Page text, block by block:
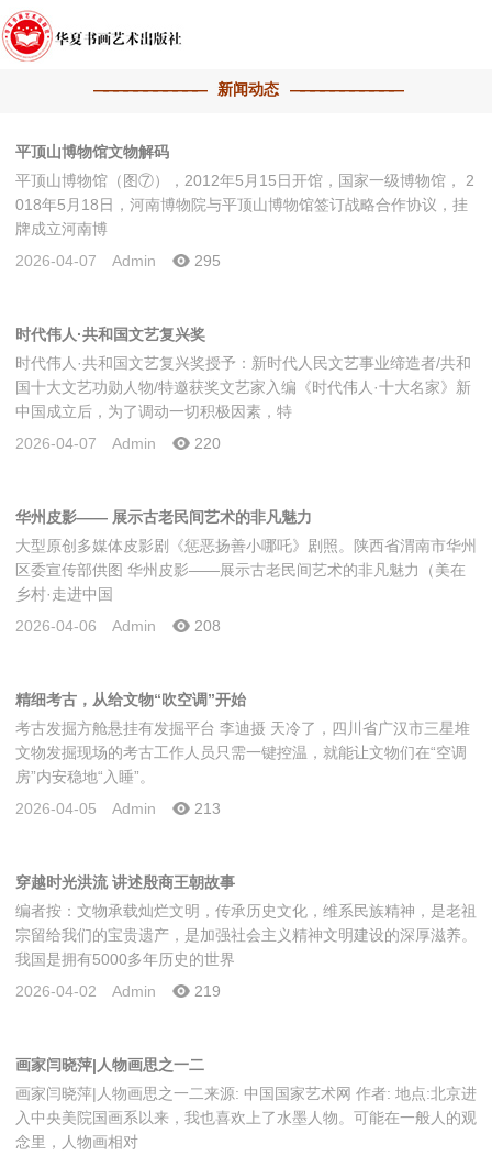
新闻动态
平顶山博物馆文物解码
平顶山博物馆（图⑦），2012年5月15日开馆，国家一级博物馆， 2
018年5月18日，河南博物院与平顶山博物馆签订战略合作协议，挂
牌成立河南博
2026-04-07
Admin 295
时代伟人·共和国文艺复兴奖
时代伟人·共和国文艺复兴奖授予：新时代人民文艺事业缔造者/共和
国十大文艺功勋人物/特邀获奖文艺家入编《时代伟人·十大名家》新
中国成立后，为了调动一切积极因素，特
2026-04-07
Admin 220
华州皮影—— 展示古老民间艺术的非凡魅力
大型原创多媒体皮影剧《惩恶扬善小哪吒》剧照。陕西省渭南市华州
区委宣传部供图 华州皮影——展示古老民间艺术的非凡魅力（美在
乡村·走进中国
2026-04-06
Admin 208
精细考古，从给文物“吹空调”开始
考古发掘方舱悬挂有发掘平台 李迪摄 天冷了，四川省广汉市三星堆
文物发掘现场的考古工作人员只需一键控温，就能让文物们在“空调
房”内安稳地“入睡”。
2026-04-05
Admin 213
穿越时光洪流 讲述殷商王朝故事
编者按：文物承载灿烂文明，传承历史文化，维系民族精神，是老祖
宗留给我们的宝贵遗产，是加强社会主义精神文明建设的深厚滋养。
我国是拥有5000多年历史的世界
2026-04-02
Admin 219
画家闫晓萍|人物画思之一二
画家闫晓萍|人物画思之一二来源: 中国国家艺术网 作者: 地点:北京进
入中央美院国画系以来，我也喜欢上了水墨人物。可能在一般人的观
念里，人物画相对